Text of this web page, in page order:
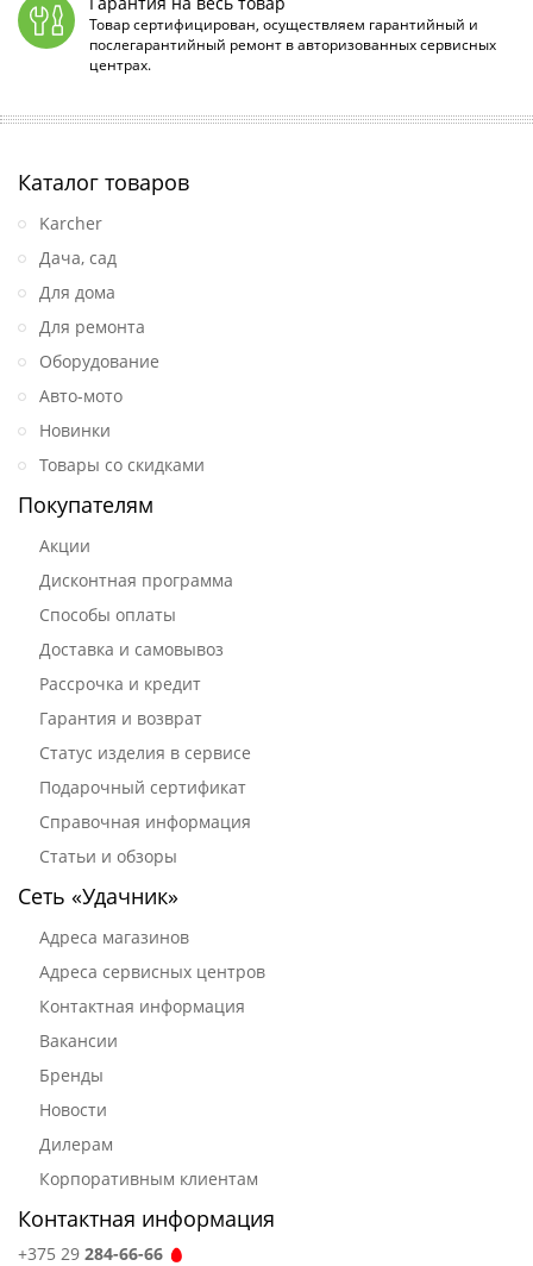
Товар сертифицирован, осуществляем гарантийный и
послегарантийный ремонт в авторизованных сервисных
центрах.
Каталог товаров
Karcher
Дача, сад
Для дома
Для ремонта
Оборудование
Авто-мото
Новинки
Товары со скидками
Покупателям
Акции
Дисконтная программа
Способы оплаты
Доставка и самовывоз
Рассрочка и кредит
Гарантия и возврат
Статус изделия в сервисе
Подарочный сертификат
Справочная информация
Статьи и обзоры
Сеть «Удачник»
Адреса магазинов
Адреса сервисных центров
Контактная информация
Вакансии
Бренды
Новости
Дилерам
Корпоративным клиентам
Контактная информация
+375 29 284-66-66